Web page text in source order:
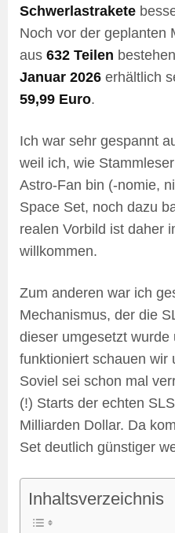
Schwerlastrakete
Noch vor der geplanten
aus 632 Teilen
Januar 2026 erhältlich
59,99 Euro.
Ich war sehr gespannt
weil ich, wie
Astro-Fan bin (-nomie,
Space Set, noch dazu
realen Vorbild ist daher
willkommen.
Zum anderen war ich
Mechanismus, der die
dieser umgesetzt wurde
funktioniert schauen wir
Soviel sei schon mal
(!) Starts der echten
Milliarden Dollar. Da
Set deutlich günstiger
Inhaltsverzeichnis